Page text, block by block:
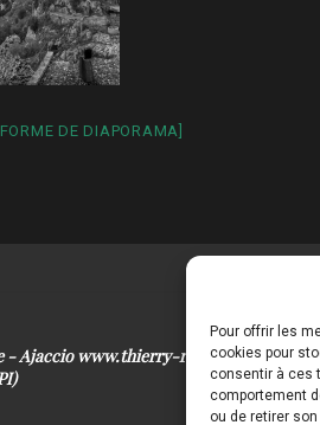
Pour offrir les
cookies pour
consentir à ces
comportement
ou de retirer
DE DIAPORAMA]
- Ajaccio www.thierry-raynaud.com ©